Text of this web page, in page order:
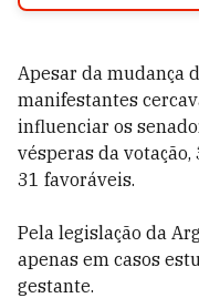
Apesar da mudança
manifestantes
influenciar os
vésperas da
31 favoráveis.
Pela legislação da
apenas em casos
gestante.